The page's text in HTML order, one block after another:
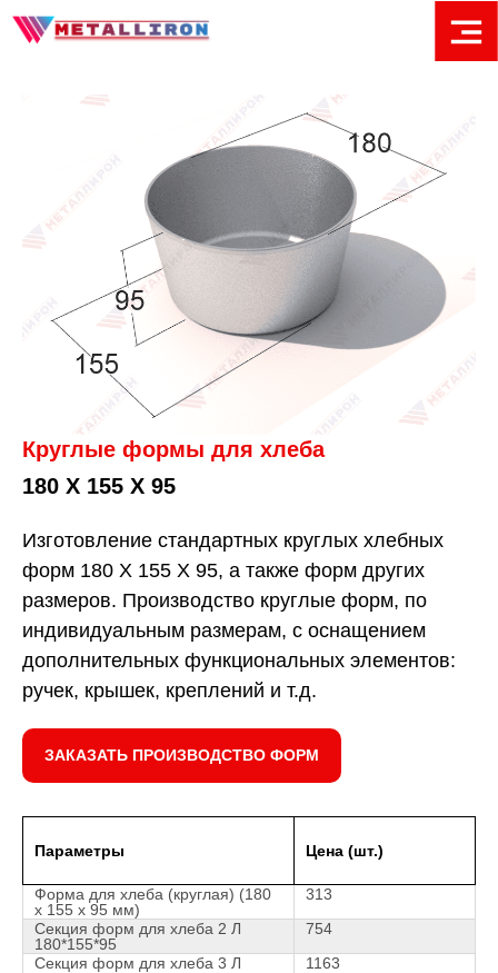
Круглые формы для хлеба
180 Х 155 Х 95
Изготовление стандартных круглых хлебных
форм 180 Х 155 Х 95, а также форм других
размеров. Производство круглые форм, по
индивидуальным размерам, с оснащением
дополнительных функциональных элементов:
ручек, крышек, креплений и т.д.
ЗАКАЗАТЬ ПРОИЗВОДСТВО ФОРМ
Параметры Цена (шт.)
Форма для хлеба (круглая) (180
х 155 х 95 мм)
313
Секция форм для хлеба 2 Л
180*155*95
754
Секция форм для хлеба 3 Л
1163